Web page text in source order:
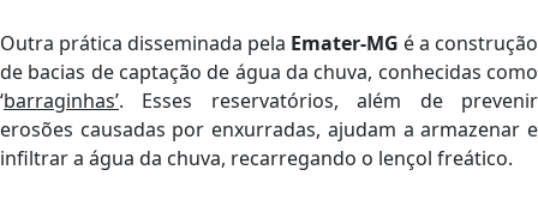
Outra prática disseminada pela Emater-MG é a construção
de bacias de captação de água da chuva, conhecidas como
‘barraginhas’. Esses reservatórios, além de prevenir
erosões causadas por enxurradas, ajudam a armazenar e
infiltrar a água da chuva, recarregando o lençol freático.